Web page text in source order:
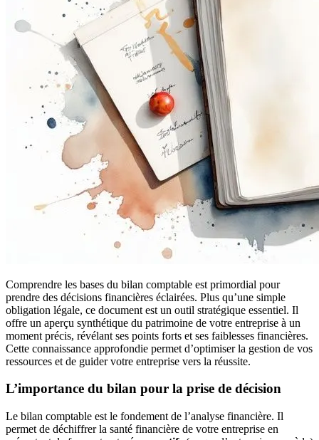
Comprendre les bases du bilan comptable est primordial pour
prendre des décisions financières éclairées. Plus qu’une simple
obligation légale, ce document est un outil stratégique essentiel. Il
offre un aperçu synthétique du patrimoine de votre entreprise à un
moment précis, révélant ses points forts et ses faiblesses financières.
Cette connaissance approfondie permet d’optimiser la gestion de vos
ressources et de guider votre entreprise vers la réussite.
L’importance du bilan pour la prise de décision
Le bilan comptable est le fondement de l’analyse financière. Il
permet de déchiffrer la santé financière de votre entreprise en